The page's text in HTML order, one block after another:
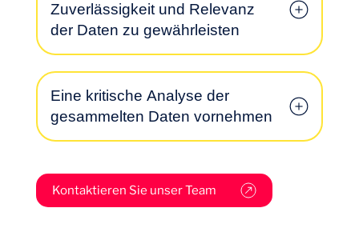
Zuverlässigkeit und Relevanz
der Daten zu gewährleisten
Eine kritische Analyse der
gesammelten Daten vornehmen
Kontaktieren Sie unser Team